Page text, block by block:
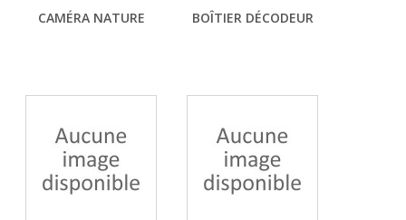
CAMÉRA NATURE BOÎTIER DÉCODEUR